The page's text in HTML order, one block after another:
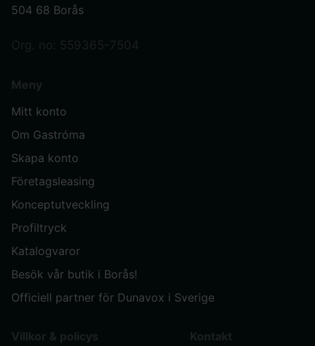
504 68 Borås
Org. no: 559365-7504
Meny
Mitt konto
Om Gastróma
Skapa konto
Företagsleasing
Konceptutveckling
Profiltryck
Katalogvaror
Besök vår butik i Borås!
Officiell partner för Dunavox i Sverige
Villkor & policys Kontakt